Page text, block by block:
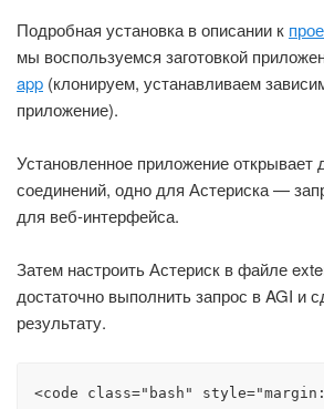
Подробная установка в описании к
мы воспользуемся заготовкой
app (клонируем, устанавливаем
приложение).
Установленное приложение открывает
соединений, одно для Астериска —
для веб-интерфейса.
Затем настроить Астериск в файле
достаточно выполнить запрос в AGI и
результату.
<code class="bash"